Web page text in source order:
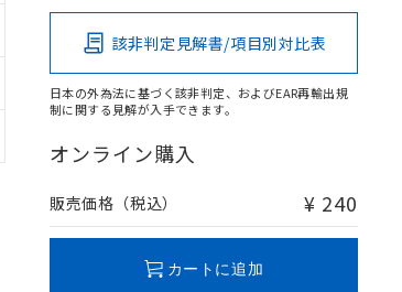
該非判定見解書/項目別対比表
日本の外為法に基づく該非判定、およびEAR再輸出規
制に関する見解が入手できます。
オンライン購入
販売価格（税込） ¥ 240
カートに追加